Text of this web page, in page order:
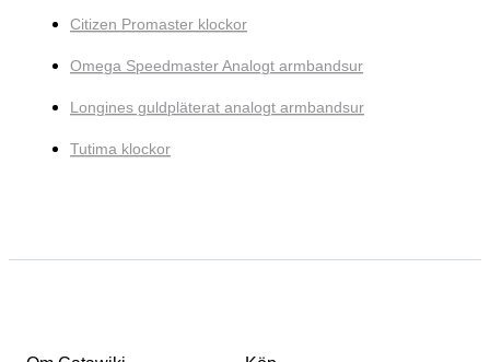
Citizen Promaster klockor
Omega Speedmaster Analogt armbandsur
Longines guldpläterat analogt armbandsur
Tutima klockor